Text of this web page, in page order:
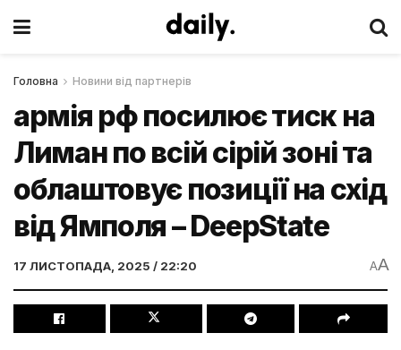
Головна Новини від партнерів
армія рф посилює тиск на
Лиман по всій сірій зоні та
облаштовує позиції на схід
від Ямполя – DeepState
17 ЛИСТОПАДА, 2025 / 22:20 AA